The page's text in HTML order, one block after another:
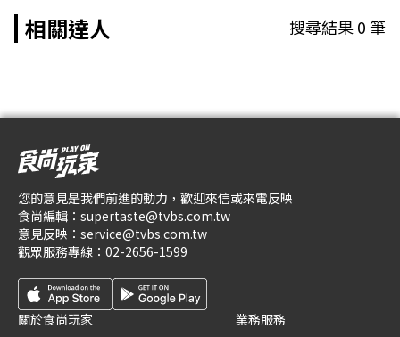
相關達人 搜尋結果0筆
您的意見是我們前進的動力，歡迎來信或來電反映
食尚編輯： supertaste@tvbs.com.tw
意見反映： service@tvbs.com.tw
觀眾服務專線： 02-2656-1599
關於食尚玩家 業務服務